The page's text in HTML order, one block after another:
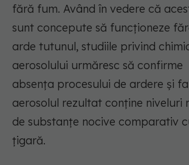
fără fum. Având în vedere că
sunt concepute să funcționeze
arde tutunul, studiile privind
aerosolului urmăresc să confirme
absența procesului de ardere și
aerosolul rezultat conține niveluri
de substanțe nocive comparativ
țigară.